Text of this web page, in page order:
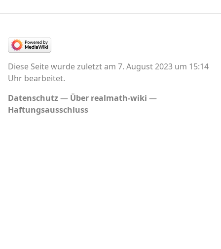
Diese Seite wurde zuletzt am 7. August 2023 um 15:14
Uhr bearbeitet.
Datenschutz
Über realmath-wiki
Haftungsausschluss